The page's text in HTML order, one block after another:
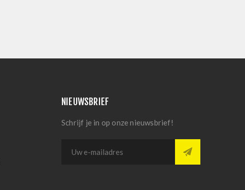
NIEUWSBRIEF
Schrijf je in op onze nieuwsbrief!